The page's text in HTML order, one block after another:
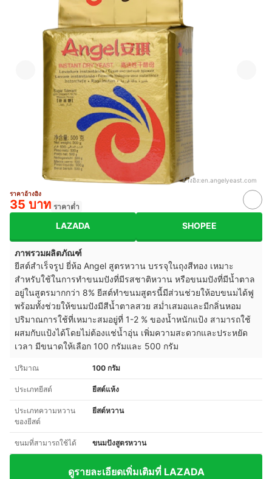
อ้างอิง:en.angelyeast.com
ราคาอ้างอิง
35 บาท ราคาต่ำ
LAZADA SHOPEE
ภาพรวมผลิตภัณฑ์
ยีสต์สำเร็จรูป ยี่ห้อ Angel สูตรหวาน บรรจุในถุงสีทอง เหมาะ
สำหรับใช้ในการทำขนมปังที่มีรสชาติหวาน หรือขนมปังที่มีน้ำตาล
อยู่ในสูตรมากกว่า 8% ยีสต์ทำขนมสูตรนี้มีส่วนช่วยให้อบขนมได้ฟู
พร้อมทั้งช่วยให้ขนมปังมีสีน้ำตาลสวย สม่ำเสมอและมีกลิ่นหอม
ปริมาณการใช้ที่เหมาะสมอยู่ที่ 1-2 % ของน้ำหนักแป้ง สามารถใช้
ผสมกับแป้งได้โดยไม่ต้องแช่น้ำอุ่น เพิ่มความสะดวกและประหยัด
เวลา มีขนาดให้เลือก 100 กรัมและ 500 กรัม
ปริมาณ 100 กรัม
ประเภทยีสต์ ยีสต์แห้ง
ประเภทความหวาน
ของยีสต์
ยีสต์หวาน
ขนมที่สามารถใช้ได้ ขนมปังสูตรหวาน
ดูรายละเอียดเพิ่มเติมที่ LAZADA